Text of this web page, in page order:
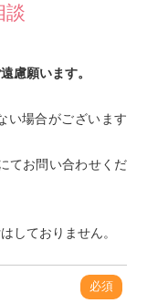
談
慮願います。
い場合がございます
てお問い合わせくだ
しておりません。
必須